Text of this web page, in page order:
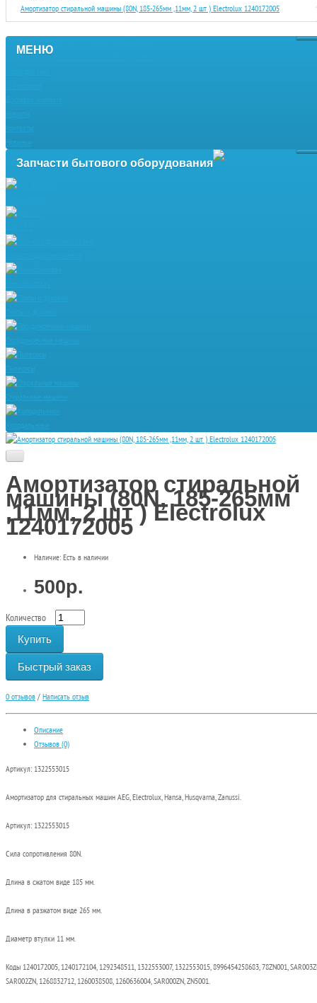
Амортизатор стиральной машины (80N, 185-265мм ,11мм, 2 шт ) Electrolux 1240172005
МЕНЮ
Запчасти бытового оборудования
Амортизатор стиральной
машины (80N, 185-265мм
,11мм, 2 шт ) Electrolux
1240172005
Наличие: Есть в наличии
500р.
Количество
Купить
Быстрый заказ
0 отзывов / Написать отзыв
Описание
Отзывов (0)
Артикул: 1322553015
Амортизатор для стиральных машин AEG, Electrolux, Hansa, Husqvarna, Zanussi.
Артикул: 1322553015
Сила сопротивления 80N.
Длина в сжатом виде 185 мм.
Длина в разжатом виде 265 мм.
Диаметр втулки 11 мм.
Коды 1240172005, 1240172104, 1292348511, 1322553007, 1322553015, 8996454258683, 78ZN001,
SAR002ZN, 1268832712, 1260038508, 1260636004, SAR000ZN, ZN5001.